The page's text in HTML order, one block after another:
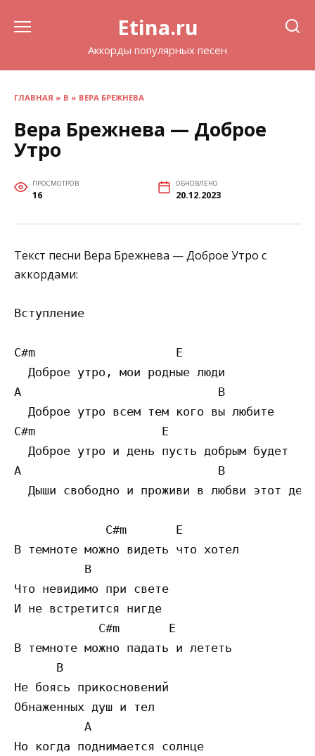
Etina.ru
Аккорды популярных песен
ГЛАВНАЯ » В » ВЕРА БРЕЖНЕВА
Вера Брежнева — Доброе
Утро
ПРОСМОТРОВ
16
ОБНОВЛЕНО
20.12.2023
Текст песни Вера Брежнева — Доброе Утро с
аккордами:
Вступление
C#m                    E
  Доброе утро, мои родные люди
A                            B
  Доброе утро всем тем кого вы любите
C#m                  E
  Доброе утро и день пусть добрым будет
A                            B
Дыши свободно и проживи в любви этот
             C#m       E
В темноте можно видеть что хотел
          B
Что невидимо при свете
И не встретится нигде
            C#m       E
В темноте можно падать и лететь
      B
Не боясь прикосновений
Обнаженных душ и тел
          A
Но когда поднимается солнце